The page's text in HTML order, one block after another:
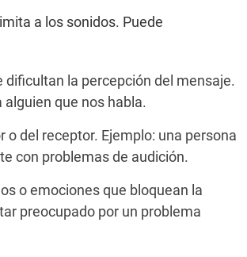
a los sonidos. Puede
la percepción del mensaje.
que nos habla.
o del receptor. Ejemplo: una persona
con problemas de audición.
o emociones que bloquean la
preocupado por un problema